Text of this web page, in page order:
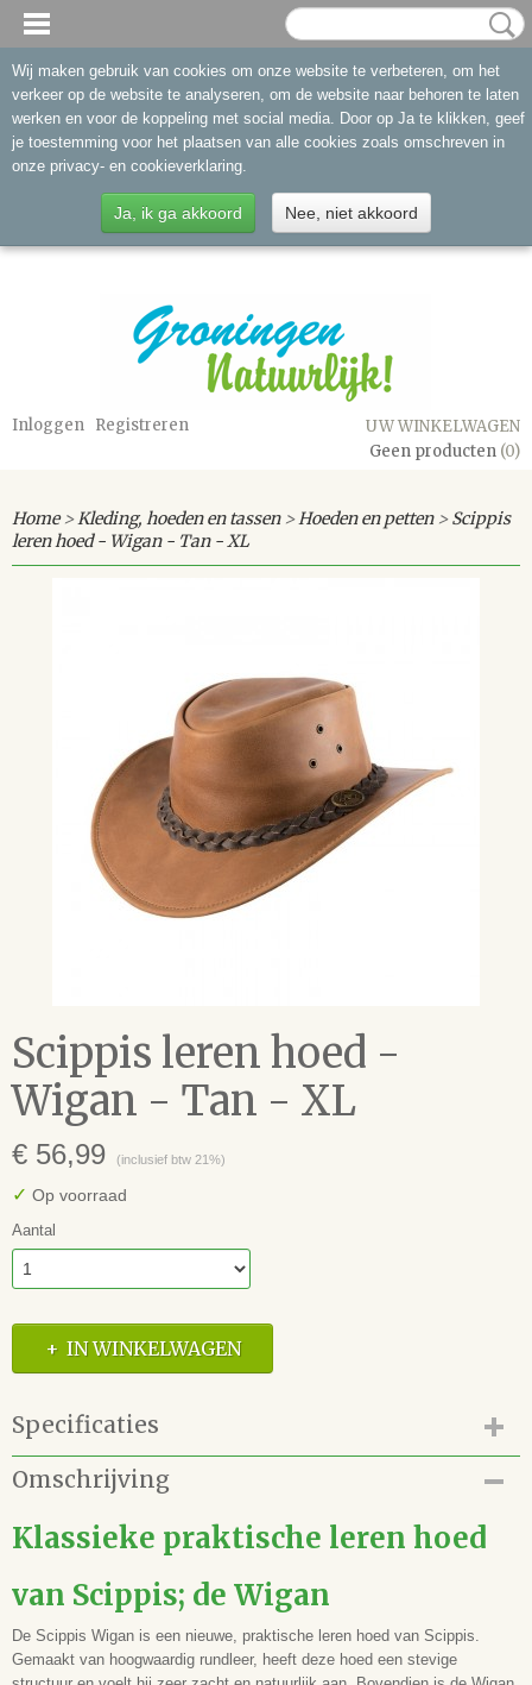
Inloggen Registreren
UW WINKELWAGEN
Geen producten (0)
Home>Kleding, hoeden en tassen>Hoeden en petten>Scippis
leren hoed - Wigan - Tan - XL
Scippis leren hoed -
Wigan - Tan - XL
€ 56,99 (inclusief btw 21%)
✓ Op voorraad
Aantal
IN WINKELWAGEN
Specificaties
Productcode
17.125.239.21.XL
EAN code
4250533623511
Scippis
Type
5H78
Kleur
Omschrijving
Klassieke praktische leren hoed
van Scippis; de Wigan
De Scippis Wigan is een nieuwe, praktische leren hoed van Scippis.
Gemaakt van hoogwaardig rundleer, heeft deze hoed een stevige
Wij maken gebruik van cookies om onze website te verbeteren, om het
verkeer op de website te analyseren, om de website naar behoren te laten
werken en voor de koppeling met social media. Door op Ja te klikken, geef
je toestemming voor het plaatsen van alle cookies zoals omschreven in
onze privacy- en cookieverklaring.
Ja, ik ga akkoord Nee, niet akkoord